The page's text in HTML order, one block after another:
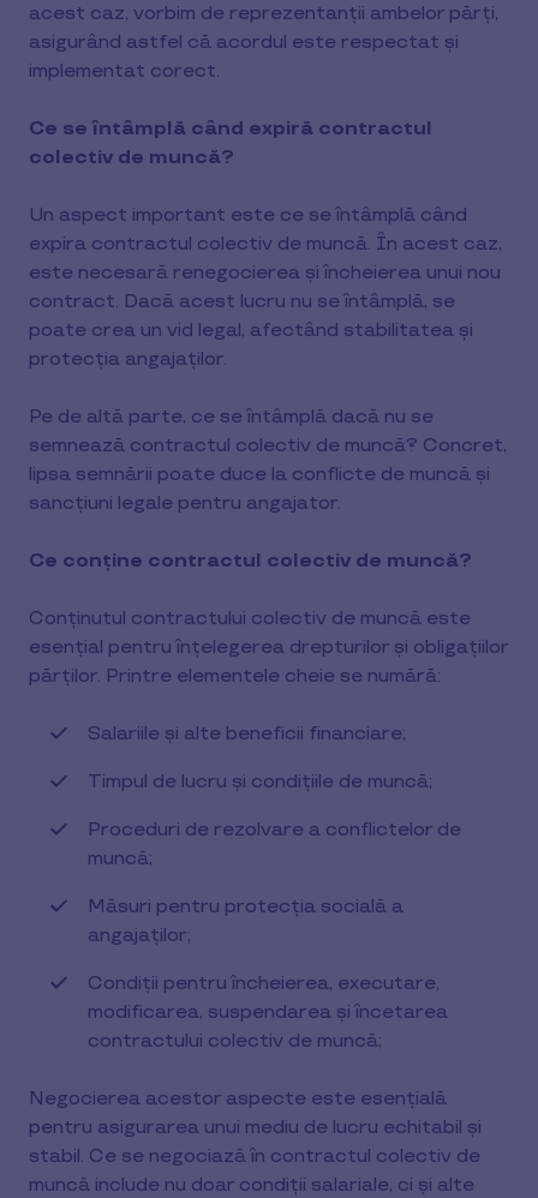
acest caz, vorbim de reprezentanții ambelor părți,
asigurând astfel că acordul este respectat și
implementat corect.
Ce se întâmplă când expiră contractul
colectiv de muncă?
Un aspect important este ce se întâmplă când
expira contractul colectiv de muncă. În acest caz,
este necesară renegocierea și încheierea unui nou
contract. Dacă acest lucru nu se întâmplă, se
poate crea un vid legal, afectând stabilitatea și
protecția angajaților.
Pe de altă parte, ce se întâmplă dacă nu se
semnează contractul colectiv de muncă? Concret,
lipsa semnării poate duce la conflicte de muncă și
sancțiuni legale pentru angajator.
Ce conține contractul colectiv de muncă?
Conținutul contractului colectiv de muncă este
esențial pentru înțelegerea drepturilor și obligațiilor
părților. Printre elementele cheie se numără:
Salariile și alte beneficii financiare;
Timpul de lucru și condițiile de muncă;
Proceduri de rezolvare a conflictelor de
muncă;
Măsuri pentru protecția socială a
angajaților;
Condiţii pentru încheierea, executare,
modificarea, suspendarea şi încetarea
contractului colectiv de muncă;
Negocierea acestor aspecte este esențială
pentru asigurarea unui mediu de lucru echitabil și
stabil. Ce se negociază în contractul colectiv de
muncă include nu doar condiții salariale, ci și alte